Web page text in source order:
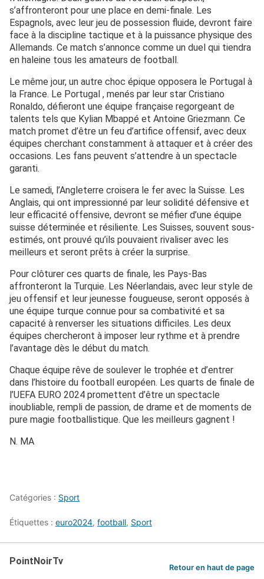
s’affronteront pour une place en demi-finale. Les
Espagnols, avec leur jeu de possession fluide, devront faire
face à la discipline tactique et à la puissance physique des
Allemands. Ce match s’annonce comme un duel qui tiendra
en haleine tous les amateurs de football.
Le même jour, un autre choc épique opposera le Portugal à
la France. Le Portugal , menés par leur star Cristiano
Ronaldo, défieront une équipe française regorgeant de
talents tels que Kylian Mbappé et Antoine Griezmann. Ce
match promet d’être un feu d’artifice offensif, avec deux
équipes cherchant constamment à attaquer et à créer des
occasions. Les fans peuvent s’attendre à un spectacle
garanti.
Le samedi, l’Angleterre croisera le fer avec la Suisse. Les
Anglais, qui ont impressionné par leur solidité défensive et
leur efficacité offensive, devront se méfier d’une équipe
suisse déterminée et résiliente. Les Suisses, souvent sous-
estimés, ont prouvé qu’ils pouvaient rivaliser avec les
meilleurs et seront prêts à créer la surprise.
Pour clôturer ces quarts de finale, les Pays-Bas
affronteront la Turquie. Les Néerlandais, avec leur style de
jeu offensif et leur jeunesse fougueuse, seront opposés à
une équipe turque connue pour sa combativité et sa
capacité à renverser les situations difficiles. Les deux
équipes chercheront à imposer leur rythme et à prendre
l’avantage dès le début du match.
Chaque équipe rêve de soulever le trophée et d’entrer
dans l’histoire du football européen. Les quarts de finale de
l’UEFA EURO 2024 promettent d’être un spectacle
inoubliable, rempli de passion, de drame et de moments de
pure magie footballistique. Que les meilleurs gagnent !
N. MA
Catégories : Sport
Étiquettes : euro2024, football, Sport
PointNoirTv
Retour en haut de page